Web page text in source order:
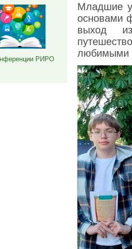
РИРО
Младшие
основами
выход
любимыми